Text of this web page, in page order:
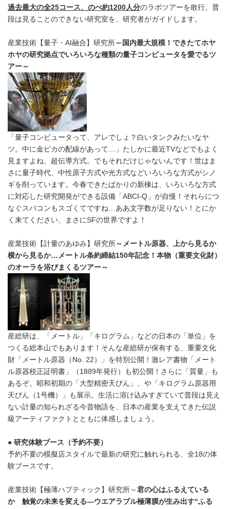
過去最大の全25コース、のべ約1200人分のラボツアーを敢行。普
段は見ることのできない研究室を、研究者がガイドします。
産業技術【量子・AI融合】研究所 ～国内最大規模！できたてホヤ
ホヤの研究拠点でいろいろな種類の量子コンピュータを愛でるツ
アー～
「量子コンピュータって、アレでしょ？白いタンクみたいなヤ
ツ。中に金ピカの配線があって…」たしかに最近TVなどでもよく
見ますよね、超伝導方式。でもそれだけじゃないんです！世はま
さに量子時代、中性原子方式や光方式などいろいろな方式がシノ
ギを削っています。今春できたばかりの新棟は、いろいろな方式
に対応した研究開発ができる設備「ABCI-Q」が自慢！それらにつ
なぐスパコンもスゴくてですね…ああ文字数が足りない！とにか
く来てください、まさにSFの世界ですよ！
産業技術【計量のあゆみ】研究所 ～メートル原器、上から見るか
横から見るか…メートル条約締結150年記念！本物（重要文化財）
のオーラを浴びまくるツアー～
産総研は、「メートル」「キログラム」などの日本の「単位」を
つくる総本山でもあります！そんな産総研が保有する、重要文化
財「メートル原器（No. 22）」を特別公開！激レア書物「メート
ル原器校正証明書」（1889年発行）も初公開！さらに「質量」も
あるぞ。昭和初期の「大型精密天びん」、や「キログラム原器用
天びん（1号機）」も展示。生活に溶け込みすぎていて普段は見え
ない計量の知られざる今昔物語を、日本の産業を支えてきた伝説
級アーティファクトとともに体感しましょう。
● 研究体験ブース（予約不要）
予約不要の模擬店スタイルで最新の研究に触れられる、全18の体
験ブースです。
産業技術【極薄ハプティック】研究所～ 君の心はふるえている
か 触覚の未来を変える—ウエアラブル極薄膜が生み出す“ふる